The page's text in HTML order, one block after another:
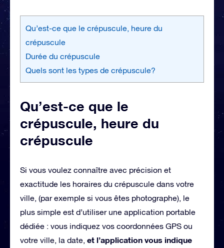
Qu’est-ce que le crépuscule, heure du
crépuscule
Durée du crépuscule
Quels sont les types de crépuscule?
Qu’est-ce que le
crépuscule, heure du
crépuscule
Si vous voulez connaître avec précision et
exactitude les horaires du crépuscule dans votre
ville, (par exemple si vous êtes photographe), le
plus simple est d’utiliser une application portable
dédiée : vous indiquez vos coordonnées GPS ou
votre ville, la date, et l’application vous indique